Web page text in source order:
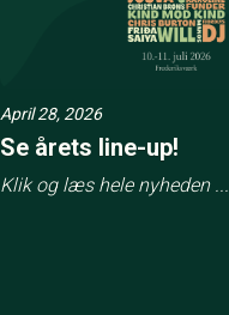
April 28, 2026
Se årets line-up!
Klik og læs hele nyheden ...